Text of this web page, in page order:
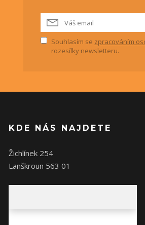
Souhlasím se zpracováním
rozesílky newsletteru.
KDE NÁS NAJDETE
Žichlínek 254
Lanškroun 563 01